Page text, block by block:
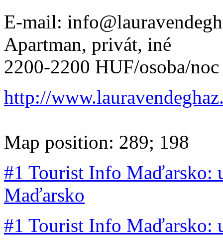
E-mail:
Apartman, privát, iné
2200-2200 HUF/osoba/noc
http://
Map position: 289; 198
#1 Tourist Info Maďarsko:
Maďarsko
#1 Tourist Info Maďarsko: